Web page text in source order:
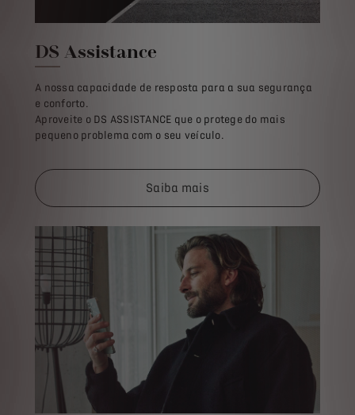
DS Assistance
A nossa capacidade de resposta para a sua segurança
e conforto.
Aproveite o DS ASSISTANCE que o protege do mais
pequeno problema com o seu veículo.
Saiba mais